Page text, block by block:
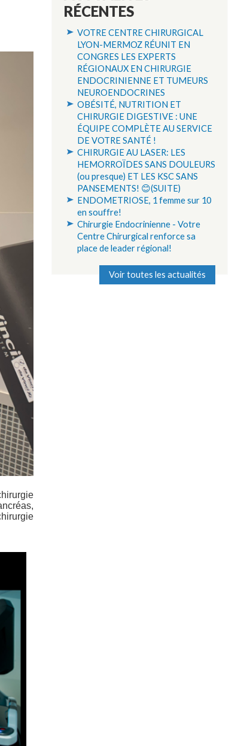
RÉCENTES
VOTRE CENTRE CHIRURGICAL
LYON-MERMOZ RÉUNIT EN
CONGRES LES EXPERTS
RÉGIONAUX EN CHIRURGIE
ENDOCRINIENNE ET TUMEURS
NEUROENDOCRINES
OBÉSITÉ, NUTRITION ET
CHIRURGIE DIGESTIVE : UNE
ÉQUIPE COMPLÈTE AU SERVICE
DE VOTRE SANTÉ !
CHIRURGIE AU LASER: LES
HEMORROÏDES SANS DOULEURS
(ou presque) ET LES KSC SANS
PANSEMENTS! 😊(SUITE)
ENDOMETRIOSE, 1 femme sur 10
en souffre!
Chirurgie Endocrinienne - Votre
Centre Chirurgical renforce sa
place de leader régional!
Voir toutes les actualités